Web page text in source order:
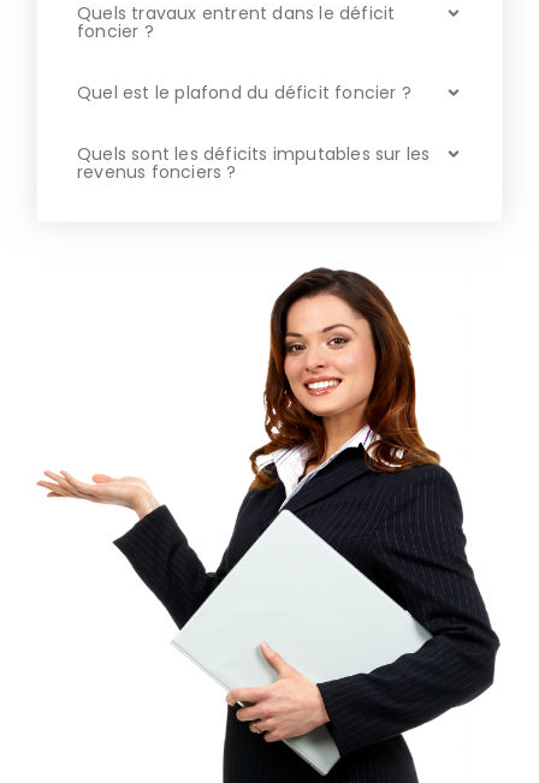
Quels travaux entrent dans le déficit
foncier ?
Quel est le plafond du déficit foncier ?
Quels sont les déficits imputables sur les
revenus fonciers ?